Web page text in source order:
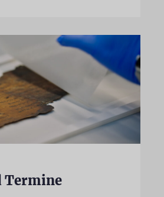
Termine